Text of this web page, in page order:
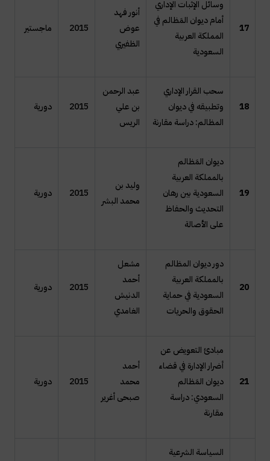
17
وسائل الإثبات الإداري
أمام ديوان المَظالم في
المملكة العربية
السعودية
أنور فهد
عوض
الظفيري
2015 ماجستير
18
سحب القرار الإداري
وتطبيقه في ديوان
المظالم: دراسة مقارنة
عبد الرحمن
بن علي
الريس
2015 دورية
19
ديوان المَظالم
بالمملكة العربية
السعودية بين رهان
التحديث والحفاظ
على الأصالة
وليد بن
محمد البشر
2015 دورية
20
دور ديوان المظالم
بالمملكة العربية
السعودية في حماية
الحقوق والحريات
مشعل
أحمد
الدنيش
الغامدي
2015 دورية
21
مبادئ التعويض عن
أضرار الإدارة في قضاء
ديوان المَظالم
السعودي: دراسة
مقارنة
أحمد
محمد
صبحى أغرير
2015 دورية
السياسة الشرعية